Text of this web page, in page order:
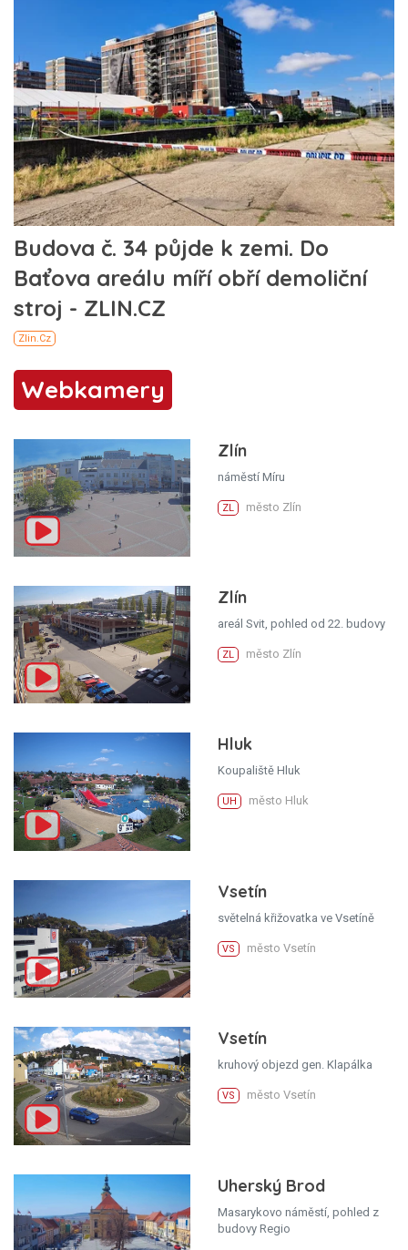
Webkamery
Zlín
náměstí Míru
ZL město Zlín
Zlín
areál Svit, pohled od 22. budovy
ZL město Zlín
Hluk
Koupaliště Hluk
UH město Hluk
Vsetín
světelná křižovatka ve Vsetíně
VS město Vsetín
Vsetín
kruhový objezd gen. Klapálka
VS město Vsetín
Uherský Brod
Masarykovo náměstí, pohled z
budovy Regio